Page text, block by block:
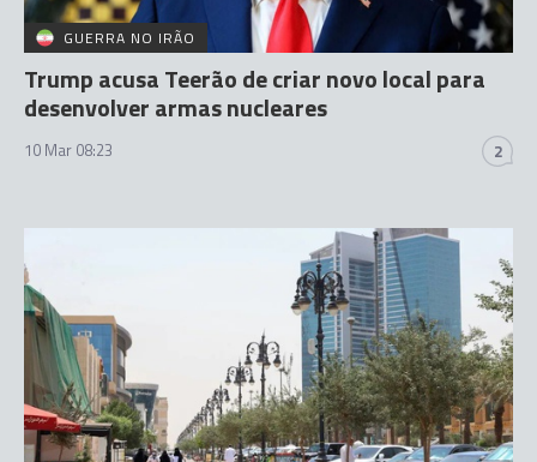
GUERRA NO IRÃO
Trump acusa Teerão de criar novo local para
desenvolver armas nucleares
10 Mar 08:23 2